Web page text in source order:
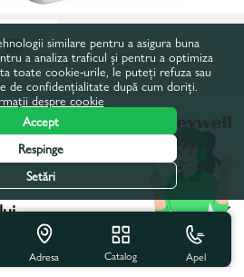
Neprogramabil
Adresa Catalog Apel
similare pentru a asigura buna
a analiza traficul și pentru a optimiza
toate cookie-urile, le puteți refuza sau
de confidențialitate după cum doriți.
despre cookie
Accept
Respinge
Setări